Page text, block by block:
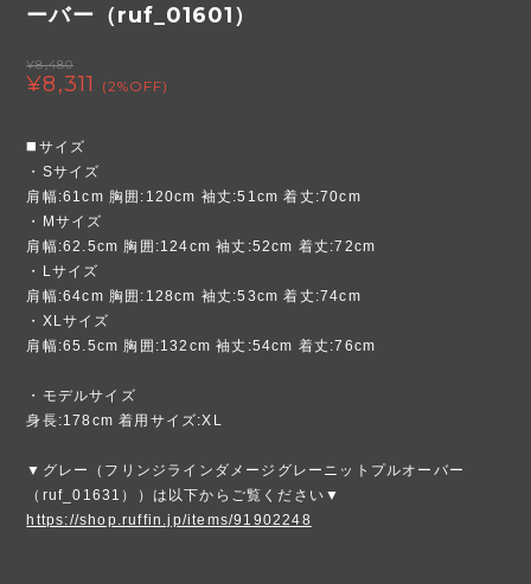
ーバー（ruf_01601）
¥8,480
¥8,311 (2%OFF)
◼️サイズ
・Sサイズ
肩幅:61cm 胸囲:120cm 袖丈:51cm 着丈:70cm
・Mサイズ
肩幅:62.5cm 胸囲:124cm 袖丈:52cm 着丈:72cm
・Lサイズ
肩幅:64cm 胸囲:128cm 袖丈:53cm 着丈:74cm
・XLサイズ
肩幅:65.5cm 胸囲:132cm 袖丈:54cm 着丈:76cm
・モデルサイズ
身長:178cm 着用サイズ:XL
▼グレー（フリンジラインダメージグレーニットプルオーバー
（ruf_01631））は以下からご覧ください▼
https://shop.ruffin.jp/items/91902248